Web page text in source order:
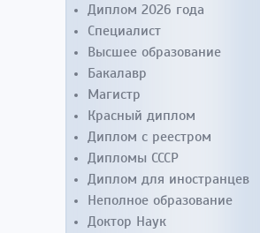
Диплом 2026 года
Специалист
Высшее образование
Бакалавр
Магистр
Красный диплом
Диплом с реестром
Дипломы СССР
Диплом для иностранцев
Неполное образование
Доктор Наук